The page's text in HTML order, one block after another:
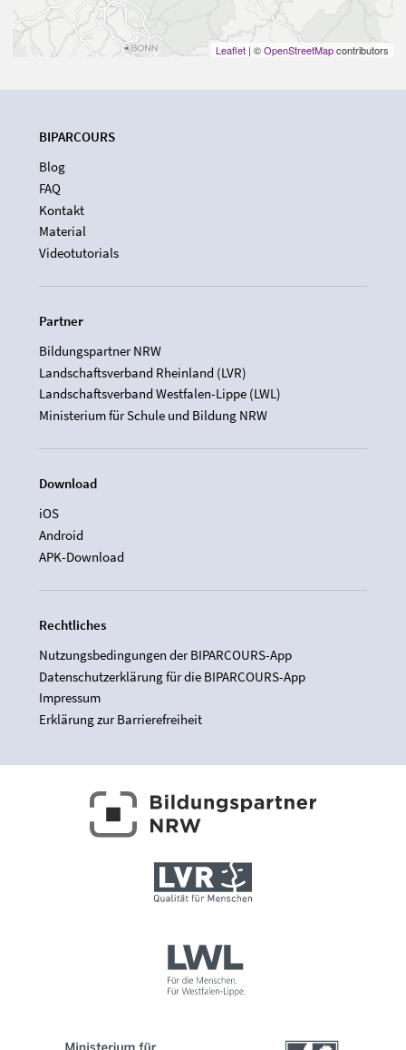
Leaflet | ©OpenStreetMapcontributors
BIPARCOURS
Blog
FAQ
Kontakt
Material
Videotutorials
Partner
Bildungspartner NRW
Landschaftsverband Rheinland (LVR)
Landschaftsverband Westfalen-Lippe (LWL)
Ministerium für Schule und Bildung NRW
Download
iOS
Android
APK-Download
Rechtliches
Nutzungsbedingungen der BIPARCOURS-App
Datenschutzerklärung für die BIPARCOURS-App
Impressum
Erklärung zur Barrierefreiheit